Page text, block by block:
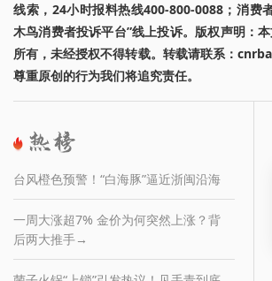
线索，24小时报料热线400-800-0088；消费
木鸟消费者投诉平台”线上投诉。版权声明：
所有，未经授权不得转载。转载请联系：
尊重原创的行为我们将追究责任。
台风橙色预警！“白海豚”逼近浙闽沿海
一周大涨超7% 金价为何突然上涨？背
后两大推手→